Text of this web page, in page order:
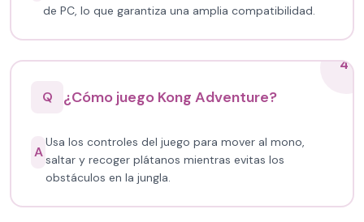
de PC, lo que garantiza una amplia compatibilidad.
4
Q
¿Cómo juego Kong Adventure?
A
Usa los controles del juego para mover al mono,
saltar y recoger plátanos mientras evitas los
obstáculos en la jungla.